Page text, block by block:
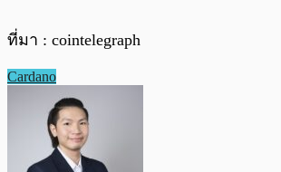
ที่มา : cointelegraph
Cardano